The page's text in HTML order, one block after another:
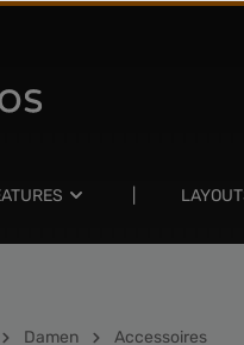
Damen Accessoires